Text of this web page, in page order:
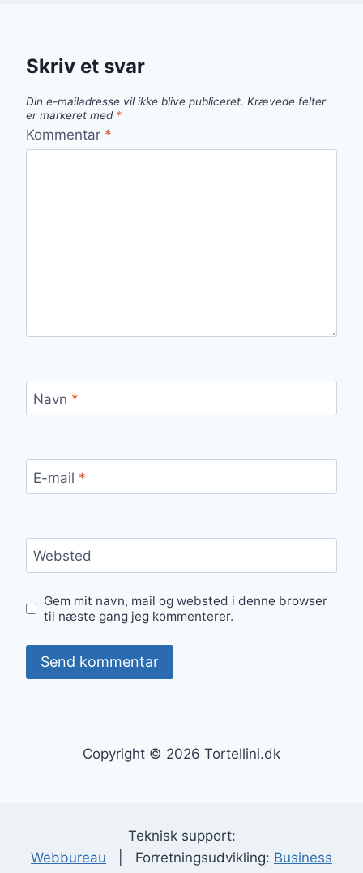
Skriv et svar
Din e-mailadresse vil ikke blive publiceret. Krævede felter
er markeret med *
Kommentar *
Navn *
E-mail *
Websted
Gem mit navn, mail og websted i denne browser
til næste gang jeg kommenterer.
Copyright © 2026 Tortellini.dk
Teknisk support:
Webbureau | Forretningsudvikling: Business